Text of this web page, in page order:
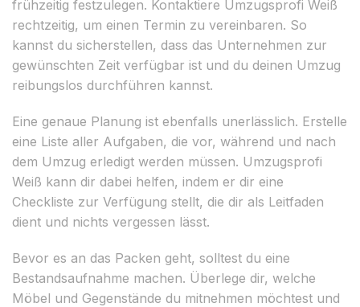
frühzeitig festzulegen. Kontaktiere Umzugsprofi Weiß
rechtzeitig, um einen Termin zu vereinbaren. So
kannst du sicherstellen, dass das Unternehmen zur
gewünschten Zeit verfügbar ist und du deinen Umzug
reibungslos durchführen kannst.
Eine genaue Planung ist ebenfalls unerlässlich. Erstelle
eine Liste aller Aufgaben, die vor, während und nach
dem Umzug erledigt werden müssen. Umzugsprofi
Weiß kann dir dabei helfen, indem er dir eine
Checkliste zur Verfügung stellt, die dir als Leitfaden
dient und nichts vergessen lässt.
Bevor es an das Packen geht, solltest du eine
Bestandsaufnahme machen. Überlege dir, welche
Möbel und Gegenstände du mitnehmen möchtest und